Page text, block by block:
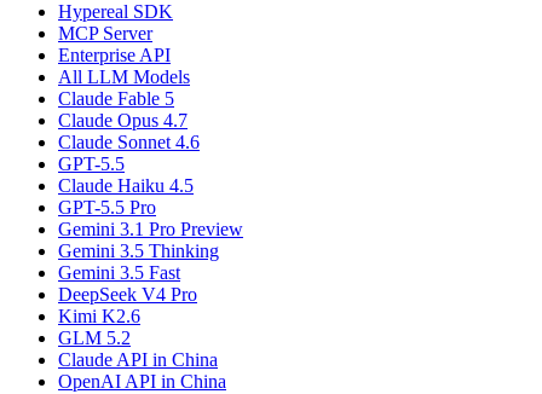
Hypereal SDK
MCP Server
Enterprise API
All LLM Models
Claude Fable 5
Claude Opus 4.7
Claude Sonnet 4.6
GPT-5.5
Claude Haiku 4.5
GPT-5.5 Pro
Gemini 3.1 Pro Preview
Gemini 3.5 Thinking
Gemini 3.5 Fast
DeepSeek V4 Pro
Kimi K2.6
GLM 5.2
Claude API in China
OpenAI API in China